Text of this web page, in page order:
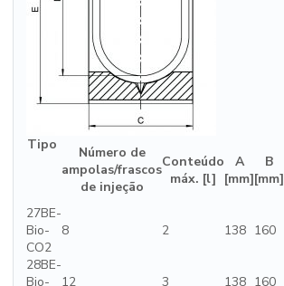
Tipo
Número de
ampolas/frascos
de injeção
Conteúdo
máx. [l]
A
[mm]
B
[mm]
27BE-
Bio-
CO2
8 2 138 160
28BE-
Bio-
12 3 138 160